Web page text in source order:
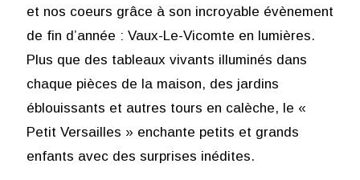
et nos coeurs grâce à son incroyable évènement
de fin d’année : Vaux-Le-Vicomte en lumières.
Plus que des tableaux vivants illuminés dans
chaque pièces de la maison, des jardins
éblouissants et autres tours en calèche, le «
Petit Versailles » enchante petits et grands
enfants avec des surprises inédites.